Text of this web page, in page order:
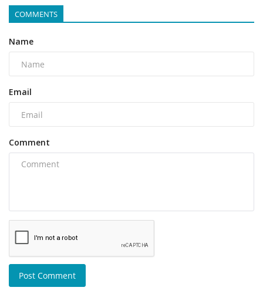
COMMENTS
Name
Email
Comment
Post Comment